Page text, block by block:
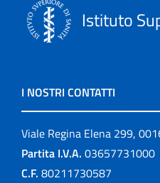
Istituto
I NOSTRI CONTATTI
Viale Regina Elena 299,
Partita I.V.A. 03657731000
C.F. 80211730587